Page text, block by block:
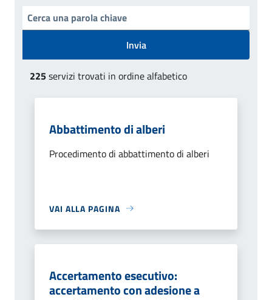
Invia
225servizi trovati in ordine alfabetico
Abbattimento di alberi
Procedimento di abbattimento di alberi
VAI ALLA PAGINA
Accertamento esecutivo:
accertamento con adesione a